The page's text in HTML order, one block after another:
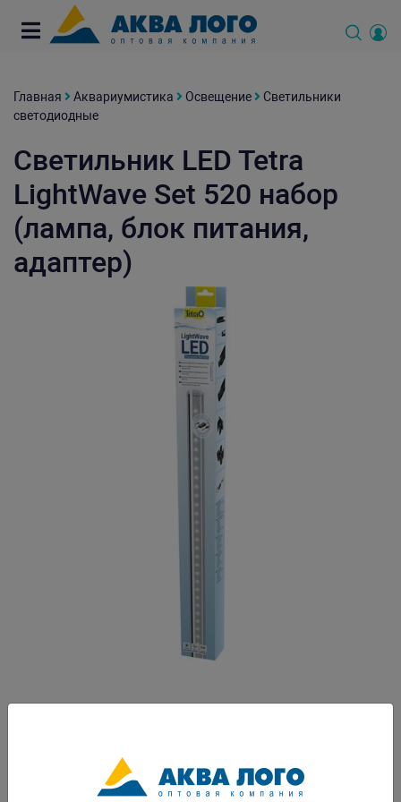
Главная Аквариумистика Освещение
Светильники
светодиодные
Светильник LED Tetra
LightWave Set 520 набор
(лампа, блок питания,
адаптер)
светильников T5 и T8 с помощью различных адаптеров Можно
удлинить на максимально 6 см с помощью адаптеров T5/T8 Высокий
показатель люменов обеспечивает яркое, практически дневное